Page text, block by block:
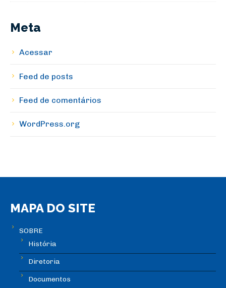
Meta
Acessar
Feed de posts
Feed de comentários
WordPress.org
MAPA DO SITE
SOBRE
História
Diretoria
Documentos